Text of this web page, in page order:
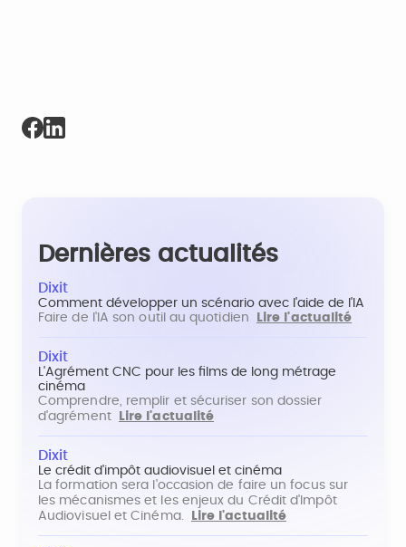
Dernières actualités
Dixit
Comment développer un scénario avec l'aide de l'IA
Faire de l'IA son outil au quotidien
Lire l'actualité
Dixit
L'Agrément CNC pour les films de long métrage
cinéma
Comprendre, remplir et sécuriser son dossier
d'agrément
Lire l'actualité
Dixit
Le crédit d'impôt audiovisuel et cinéma
La formation sera l'occasion de faire un focus sur
les mécanismes et les enjeux du Crédit d'Impôt
Audiovisuel et Cinéma.
Lire l'actualité